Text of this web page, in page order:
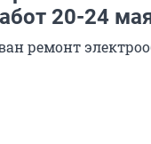
20-24
ремонт